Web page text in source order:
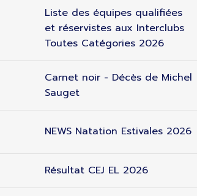
Liste des équipes qualifiées
et réservistes aux Interclubs
Toutes Catégories 2026
Carnet noir - Décès de Michel
Sauget
NEWS Natation Estivales 2026
Résultat CEJ EL 2026